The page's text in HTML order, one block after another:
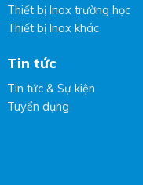
Thiết bị Inox trường học
Thiết bị Inox khác
Tin tức
Tin tức & Sự kiện
Tuyển dụng